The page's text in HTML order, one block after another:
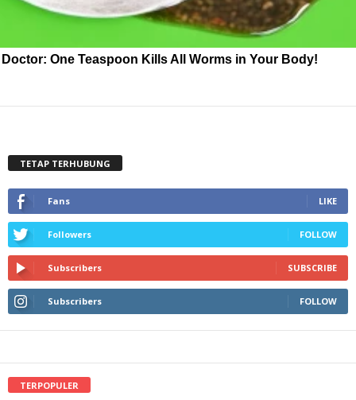
Doctor: One Teaspoon Kills All Worms in Your Body!
TETAP TERHUBUNG
Fans LIKE
Followers FOLLOW
Subscribers SUBSCRIBE
Subscribers FOLLOW